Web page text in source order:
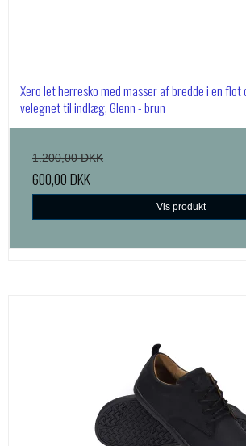
Xero let herresko med masser af bredde i en flot
velegnet til indlæg, Glenn - brun
1.200,00 DKK
600,00 DKK
Vis produkt